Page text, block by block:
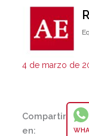
4 de marzo de
Compartir
en: